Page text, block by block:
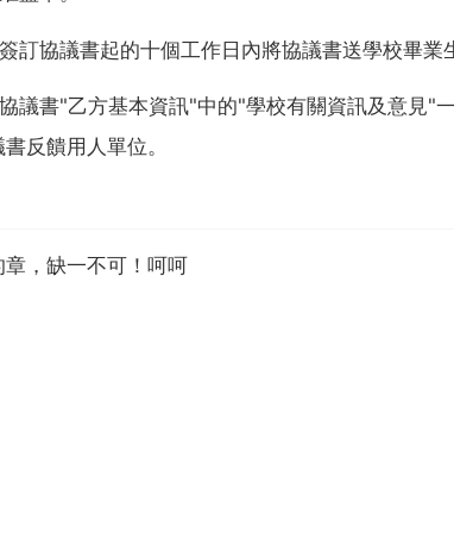
訂協議書起的十個工作日內將協議書送學校畢業
議書"乙方基本資訊"中的"學校有關資訊及意見"
反饋用人單位。
，缺一不可！呵呵